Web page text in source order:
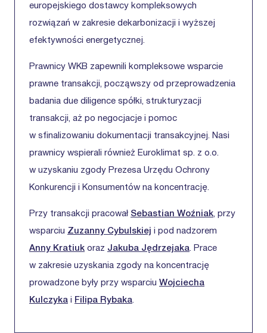
europejskiego dostawcy kompleksowych
rozwiązań w zakresie dekarbonizacji i wyższej
efektywności energetycznej.
Prawnicy WKB zapewnili kompleksowe wsparcie
prawne transakcji, począwszy od przeprowadzenia
badania due diligence spółki, strukturyzacji
transakcji, aż po negocjacje i pomoc
w sfinalizowaniu dokumentacji transakcyjnej. Nasi
prawnicy wspierali również Euroklimat sp. z o.o.
w uzyskaniu zgody Prezesa Urzędu Ochrony
Konkurencji i Konsumentów na koncentrację.
Przy transakcji pracował Sebastian Woźniak, przy
wsparciu Zuzanny Cybulskiej i pod nadzorem
Anny Kratiuk oraz Jakuba Jędrzejaka. Prace
w zakresie uzyskania zgody na koncentrację
prowadzone były przy wsparciu Wojciecha
Kulczyka i Filipa Rybaka.